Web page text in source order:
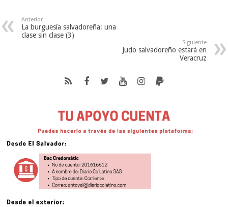
Anterior
La burguesía salvadoreña: una
clase sin clase (3)
Siguiente
Judo salvadoreño estará en
Veracruz